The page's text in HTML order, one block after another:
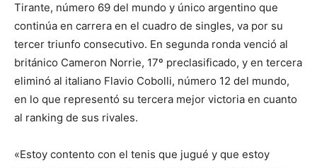
Tirante, número 69 del mundo y único argentino que
continúa en carrera en el cuadro de singles, va por su
tercer triunfo consecutivo. En segunda ronda venció al
británico Cameron Norrie, 17º preclasificado, y en tercera
eliminó al italiano Flavio Cobolli, número 12 del mundo,
en lo que representó su tercera mejor victoria en cuanto
al ranking de sus rivales.
«Estoy contento con el tenis que jugué y que estoy